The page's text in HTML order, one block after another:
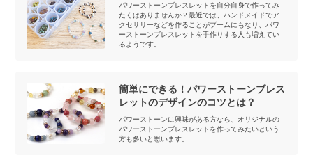
パワーストーンブレスレットを自分自身で作ってみ
たくはありませんか？最近では、ハンドメイドでア
クセサリーなどを作ることがブームにもなり、パワ
ーストーンブレスレットを手作りする人も増えてい
るようです。
簡単にできる！パワーストーンブレス
レットのデザインのコツとは？
パワーストーンに興味がある方なら、オリジナルの
パワーストーンブレスレットを作ってみたいという
方も多いと思います。